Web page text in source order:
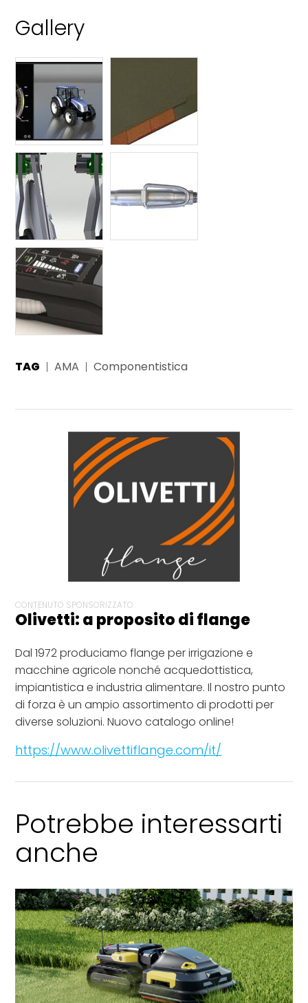
Gallery
TAG AMA Componentistica
CONTENUTO SPONSORIZZATO
Olivetti: a proposito di flange
Dal 1972 produciamo flange per irrigazione e
macchine agricole nonché acquedottistica,
impiantistica e industria alimentare. Il nostro punto
di forza è un ampio assortimento di prodotti per
diverse soluzioni. Nuovo catalogo online!
https://www.olivettiflange.com/it/
Potrebbe interessarti
anche